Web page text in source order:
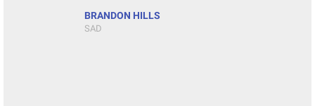
BRANDON HILLS
SAD